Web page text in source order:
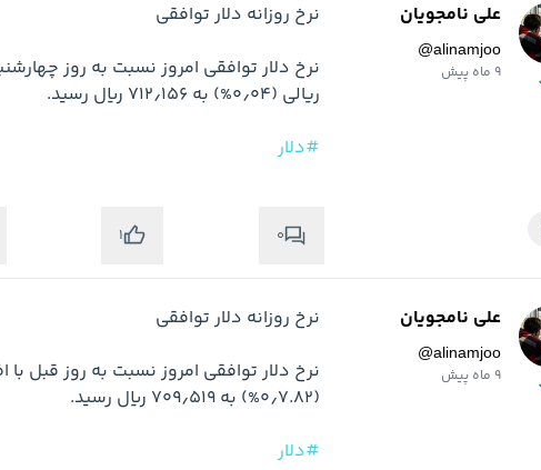
علی نامجویان
@alinamjoo
9 ماه پیش
#دلار
0
1
علی نامجویان
@alinamjoo
9 ماه پیش
#دلار